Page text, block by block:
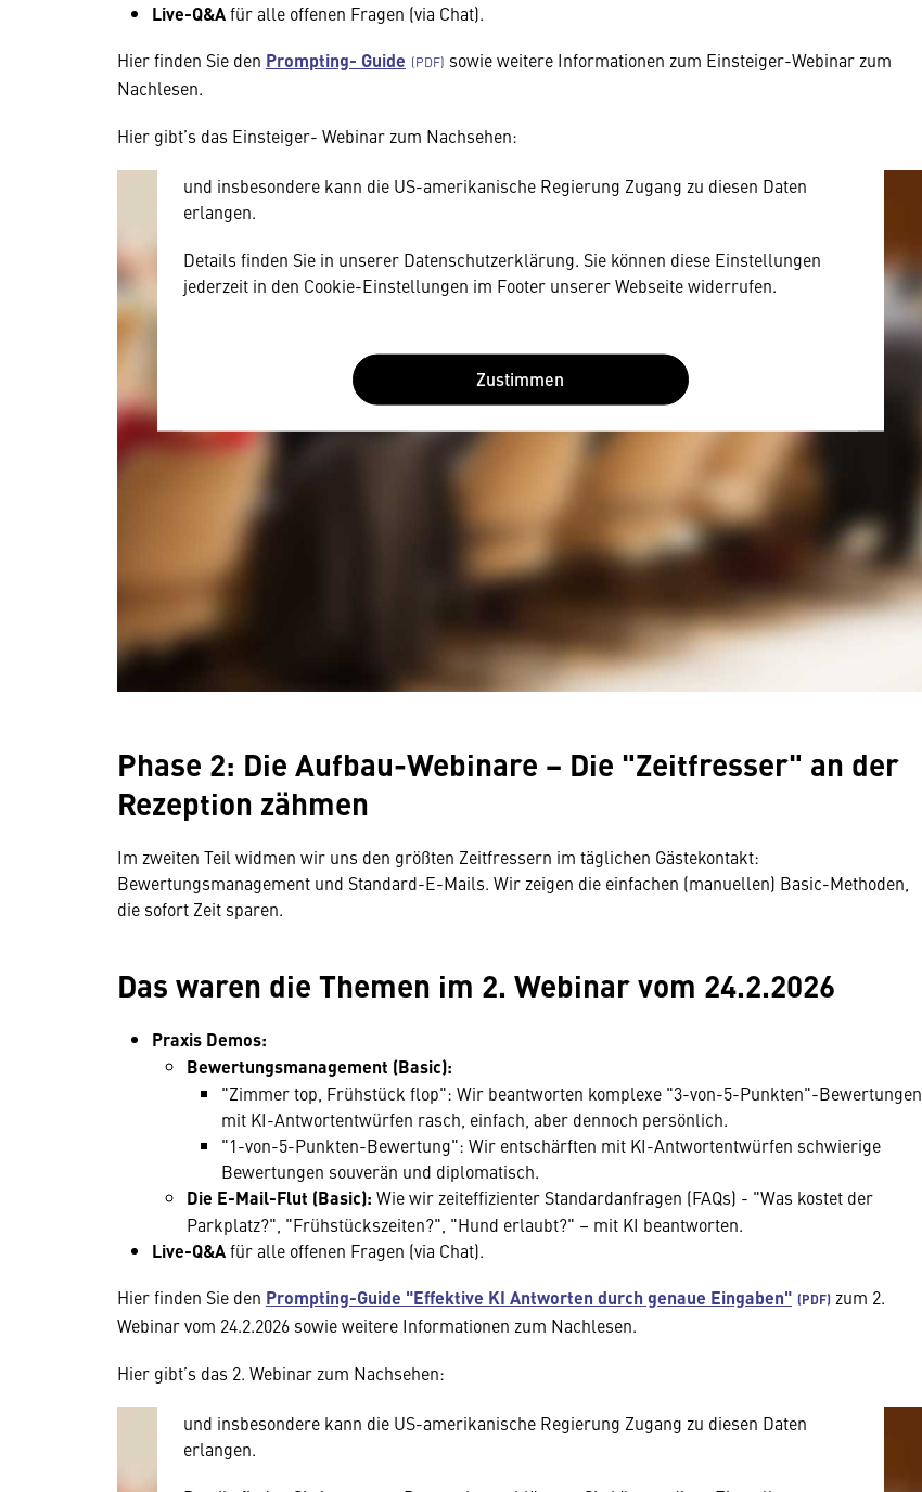
Live-Q&Afür alle offenen Fragen (via Chat).
Hier finden Sie den Prompting- Guide
sowie weitere Informationen zum Einsteiger-Webinar zum
Nachlesen.
Hier gibt’s das Einsteiger- Webinar zum Nachsehen:
Wir benötigen Ihre Zustimmung
Hier würden wir Ihnen gerne einen externen Inhalt anzeigen. Dafür benötigen wir
Geräten und Nutzerverhalten mitunter mit US-amerikanischen Anbietern austauscht.
und insbesondere kann die US-amerikanische Regierung Zugang zu diesen Daten
erlangen.
Details finden Sie in unserer Datenschutzerklärung. Sie können diese Einstellungen
jederzeit in den Cookie-Einstellungen im Footer unserer Webseite widerrufen.
Zustimmen
Phase 2: Die Aufbau-Webinare − Die "Zeitfresser" an der
Rezeption zähmen
Im zweiten Teil widmen wir uns den größten Zeitfressern im täglichen Gästekontakt:
Bewertungsmanagement und Standard-E-Mails. Wir zeigen die einfachen (manuellen) Basic-Methoden,
die sofort Zeit sparen.
Das waren die Themen im 2. Webinar vom 24.2.2026
Praxis Demos:
Bewertungsmanagement (Basic):
"Zimmer top, Frühstück flop": Wir beantworten komplexe "3-von-5-Punkten"-Bewertungen
mit KI-Antwortentwürfen rasch, einfach, aber dennoch persönlich.
"1-von-5-Punkten-Bewertung": Wir entschärften mit KI-Antwortentwürfen schwierige
Bewertungen souverän und diplomatisch.
Die E-Mail-Flut (Basic): Wie wir zeiteffizienter Standardanfragen (FAQs) - "Was kostet der
Parkplatz?", "Frühstückszeiten?", "Hund erlaubt?" – mit KI beantworten.
Live-Q&Afür alle offenen Fragen (via Chat).
Hier finden Sie den Prompting-Guide "Effektive KI Antworten durch genaue Eingaben"
zum 2.
Webinar vom 24.2.2026 sowie weitere Informationen zum Nachlesen.
Hier gibt’s das 2. Webinar zum Nachsehen:
Wir benötigen Ihre Zustimmung
Hier würden wir Ihnen gerne einen externen Inhalt anzeigen. Dafür benötigen wir
Geräten und Nutzerverhalten mitunter mit US-amerikanischen Anbietern austauscht.
und insbesondere kann die US-amerikanische Regierung Zugang zu diesen Daten
erlangen.